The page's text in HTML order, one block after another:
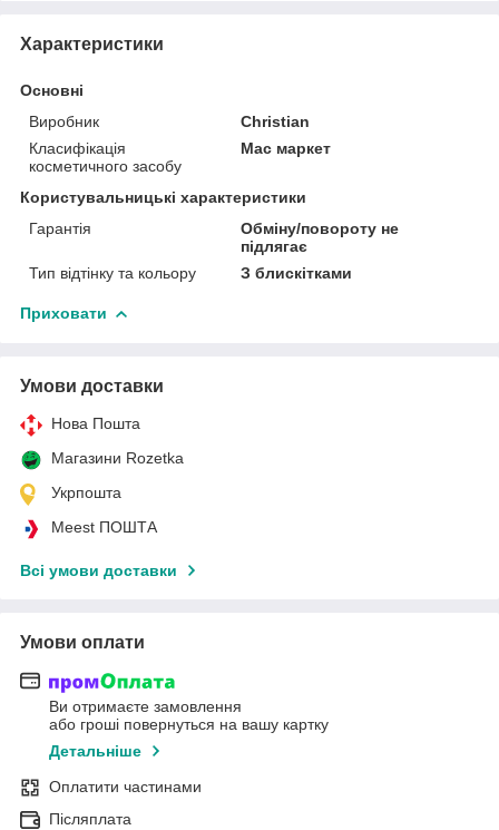
Характеристики
Основні
Виробник
Christian
Класифікація
косметичного засобу
Мас маркет
Користувальницькі характеристики
Гарантія
Обміну/повороту не
підлягає
Тип відтінку та кольору
З блискітками
Приховати
Умови доставки
Нова Пошта
Магазини Rozetka
Укрпошта
Meest ПОШТА
Всі умови доставки
Умови оплати
Ви отримаєте замовлення
або гроші повернуться на вашу картку
Детальніше
Оплатити частинами
Післяплата